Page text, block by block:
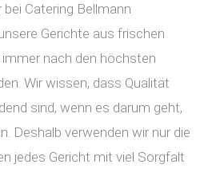
Catering Bellmann
Gerichte aus frischen
nach den höchsten
Wir wissen, dass Qualität
sind, wenn es darum geht,
Deshalb verwenden wir nur die
jedes Gericht mit viel Sorgfalt